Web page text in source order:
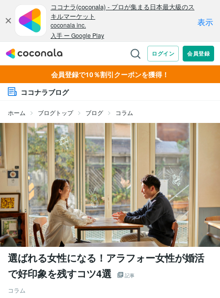
会員登録で10％割引クーポンを獲得！
ココナラブログ
ホーム ブログトップ ブログ コラム
選ばれる女性になる！アラフォー女性が婚活
で好印象を残すコツ4選
記事
コラム